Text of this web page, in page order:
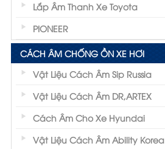
Lắp Âm Thanh Xe Toyota
PIONEER
CÁCH ÂM CHỐNG ỒN XE HƠI
Vật Liệu Cách Âm Sip Russia
Vật Liệu Cách Âm DR,ARTEX
Cách Âm Cho Xe Hyundai
Vật Liệu Cách Âm Ability Korea